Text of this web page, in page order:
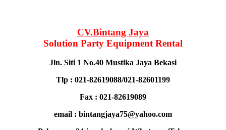
CV.Bintang Jaya
Solution Party Equipment Rental
Jln. Siti 1 No.40 Mustika Jaya Bekasi
Tlp : 021-82619088/021-82601199
Fax : 021-82619089
email : bintangjaya75@yahoo.com